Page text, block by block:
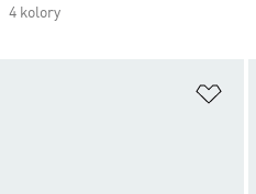
4 kolory